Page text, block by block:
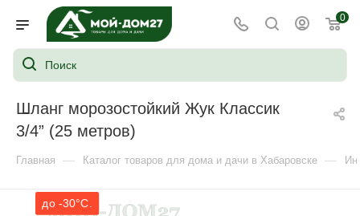
0
Шланг морозостойкий Жук Классик
3/4” (25 метров)
Главная — Каталог товаров для дома и дачи в Хабаровске —
до -30°C.